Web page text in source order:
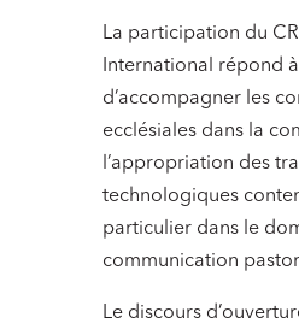
La participation du
International répond
d’accompagner les
ecclésiales dans la
l’appropriation des
technologiques
particulier dans le
communication
Le discours